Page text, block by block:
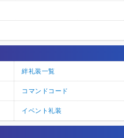
絆礼装一覧
コマンドコード
イベント礼装